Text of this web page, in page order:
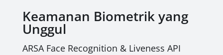
Keamanan Biometrik yang
Unggul
ARSA Face Recognition & Liveness API